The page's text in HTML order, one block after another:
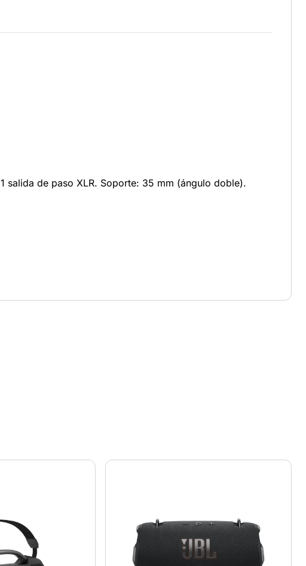
salida de paso XLR. Soporte: 35 mm (ángulo doble).